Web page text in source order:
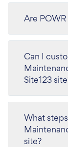
Are
Can I
Site123
What
site?